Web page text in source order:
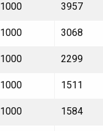
1000 3957
1000 3068
1000 2299
1000 1511
1000 1584